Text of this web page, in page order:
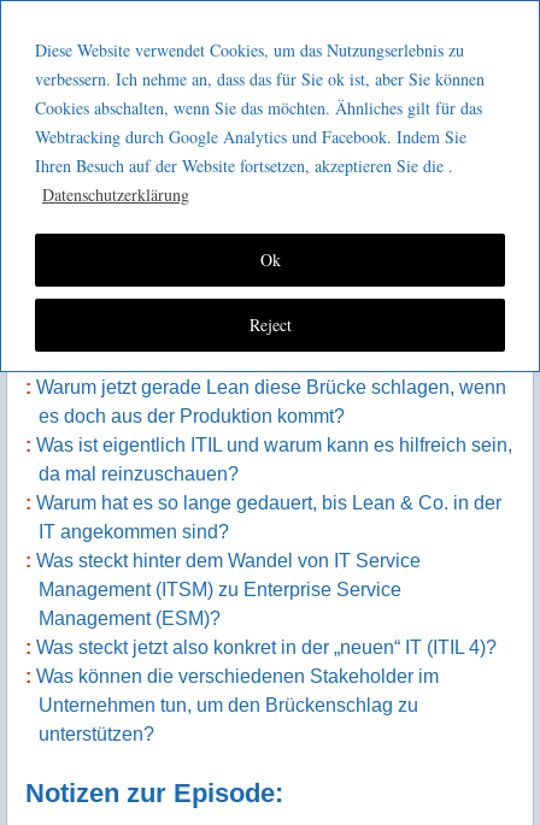
Diese Website verwendet Cookies, um das Nutzungserlebnis zu
verbessern. Ich nehme an, dass das für Sie ok ist, aber Sie können
Cookies abschalten, wenn Sie das möchten. Ähnliches gilt für das
Webtracking durch Google Analytics und Facebook. Indem Sie
Ihren Besuch auf der Website fortsetzen, akzeptieren Sie die .
Datenschutzerklärung
Reject
Ok
GeeMco :
Götz Müller
Consulting
Kaizen 2 go 321 : Lean als Brücke
zwischen IT und Produktion
An welcher Stelle gibt es Gräben zwischen der IT und
Was sind die Folgen dieser Gräben?
Warum jetzt gerade Lean diese Brücke schlagen, wenn
es doch aus der Produktion kommt?
Was ist eigentlich ITIL und warum kann es hilfreich sein,
da mal reinzuschauen?
Warum hat es so lange gedauert, bis Lean & Co. in der
IT angekommen sind?
Was steckt hinter dem Wandel von IT Service
Management (ITSM) zu Enterprise Service
Management (ESM)?
Was steckt jetzt also konkret in der „neuen“ IT (ITIL 4)?
Was können die verschiedenen Stakeholder im
Unternehmen tun, um den Brückenschlag zu
unterstützen?
Notizen zur Episode: